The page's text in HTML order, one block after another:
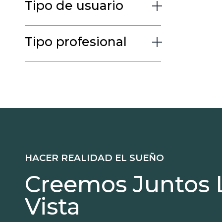
Tipo de usuario
Tipo profesional
HACER REALIDAD EL SUEÑO
Creemos Juntos
Vista